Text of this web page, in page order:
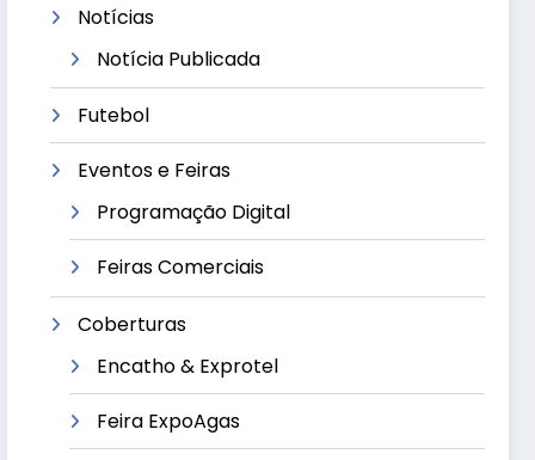
Notícias
Notícia Publicada
Futebol
Eventos e Feiras
Programação Digital
Feiras Comerciais
Coberturas
Encatho & Exprotel
Feira ExpoAgas